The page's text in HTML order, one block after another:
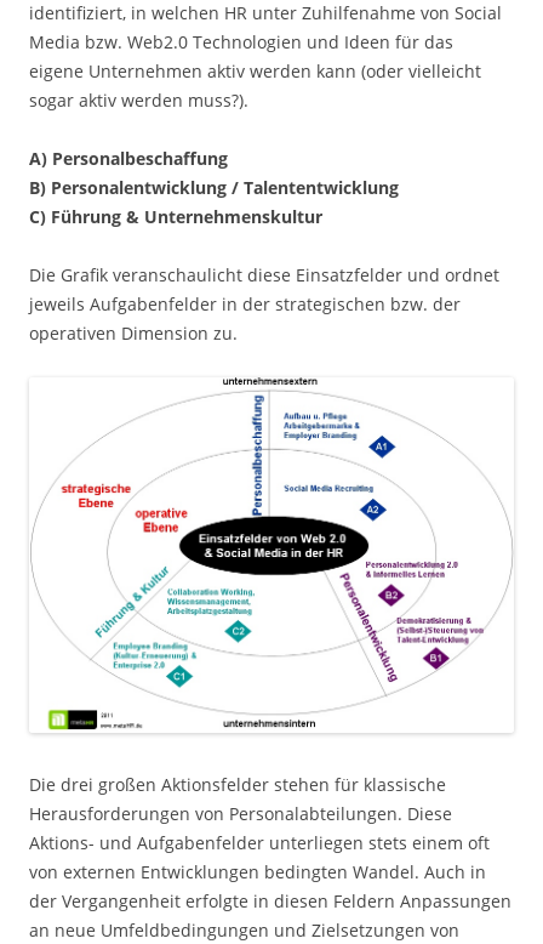
identifiziert, in welchen HR unter Zuhilfenahme von Social
Media bzw. Web2.0 Technologien und Ideen für das
eigene Unternehmen aktiv werden kann (oder vielleicht
sogar aktiv werden muss?).
A) Personalbeschaffung
B) Personalentwicklung / Talententwicklung
C) Führung & Unternehmenskultur
Die Grafik veranschaulicht diese Einsatzfelder und ordnet
jeweils Aufgabenfelder in der strategischen bzw. der
operativen Dimension zu.
Die drei großen Aktionsfelder stehen für klassische
Herausforderungen von Personalabteilungen. Diese
Aktions- und Aufgabenfelder unterliegen stets einem oft
von externen Entwicklungen bedingten Wandel. Auch in
der Vergangenheit erfolgte in diesen Feldern Anpassungen
an neue Umfeldbedingungen und Zielsetzungen von